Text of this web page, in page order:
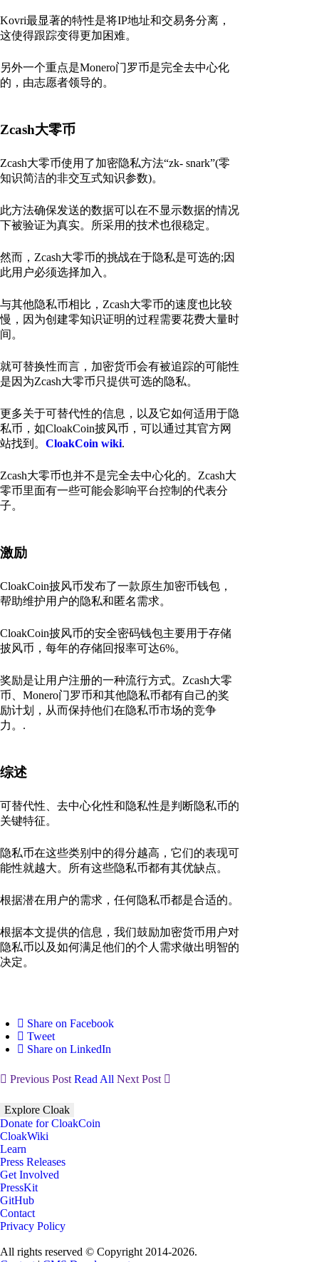
Kovri最显著的特性是将IP地址和交易务分离，
这使得跟踪变得更加困难。
另外一个重点是Monero门罗币是完全去中心化
的，由志愿者领导的。
Zcash大零币
Zcash大零币使用了加密隐私方法“zk- snark”(零
知识简洁的非交互式知识参数)。
此方法确保发送的数据可以在不显示数据的情况
下被验证为真实。所采用的技术也很稳定。
然而，Zcash大零币的挑战在于隐私是可选的;因
此用户必须选择加入。
与其他隐私币相比，Zcash大零币的速度也比较
慢，因为创建零知识证明的过程需要花费大量时
间。
就可替换性而言，加密货币会有被追踪的可能性
是因为Zcash大零币只提供可选的隐私。
更多关于可替代性的信息，以及它如何适用于隐
私币，如CloakCoin披风币，可以通过其官方网
站找到。 CloakCoin wiki.
Zcash大零币也并不是完全去中心化的。Zcash大
零币里面有一些可能会影响平台控制的代表分
子。
激励
CloakCoin披风币发布了一款原生加密币钱包，
帮助维护用户的隐私和匿名需求。
CloakCoin披风币的安全密码钱包主要用于存储
披风币，每年的存储回报率可达6%。
奖励是让用户注册的一种流行方式。Zcash大零
币、Monero门罗币和其他隐私币都有自己的奖
励计划，从而保持他们在隐私币市场的竞争
力。.
综述
可替代性、去中心化性和隐私性是判断隐私币的
关键特征。
隐私币在这些类别中的得分越高，它们的表现可
能性就越大。所有这些隐私币都有其优缺点。
根据潜在用户的需求，任何隐私币都是合适的。
根据本文提供的信息，我们鼓励加密货币用户对
隐私币以及如何满足他们的个人需求做出明智的
决定。
Share on Facebook
Tweet
Share on LinkedIn
Previous Post Read All Next Post
Explore Cloak
Donate for CloakCoin
CloakWiki
Learn
Press Releases
Get Involved
PressKit
GitHub
Contact
Privacy Policy
All rights reserved © Copyright 2014-2026.